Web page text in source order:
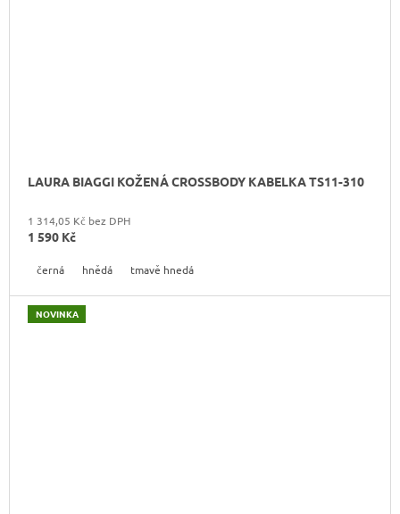
LAURA BIAGGI KOŽENÁ CROSSBODY KABELKA TS11-310
1 314,05 Kč bez DPH
1 590 Kč
černá hnědá tmavě hnedá
NOVINKA